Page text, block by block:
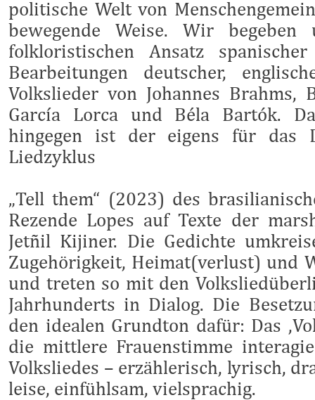
politische Welt von
bewegende Weise. Wir
folkloristischen Ansatz
Bearbeitungen deutscher,
Volkslieder von Johannes Brahms,
García Lorca und Béla Bartók.
hingegen ist der eigens für das
Liedzyklus
„Tell them“ (2023) des
Rezende Lopes auf Texte der
Jetñil Kijiner. Die Gedichte
Zugehörigkeit, Heimat(verlust) und
und treten so mit den
Jahrhunderts in Dialog. Die
den idealen Grundton dafür: Das
die mittlere Frauenstimme
Volksliedes – erzählerisch, lyrisch,
leise, einfühlsam, vielsprachig.